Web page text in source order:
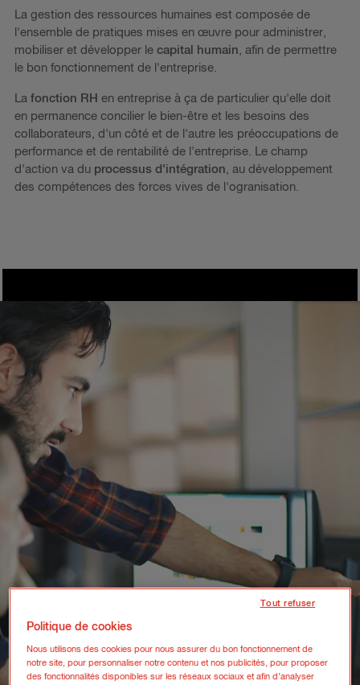
La gestion des ressources humaines est composée de
l'ensemble de pratiques mises en œuvre pour administrer,
mobiliser et développer le capital humain, afin de permettre
le bon fonctionnement de l'entreprise.
La fonction RH en entreprise à ça de particulier qu'elle doit
en permanence concilier le bien-être et les besoins des
collaborateurs, d'un côté et de l'autre les préoccupations de
performance et de rentabilité de l'entreprise. Le champ
d'action va du processus d'intégration, au développement
des compétences des forces vives de l'ogranisation.
Politique de cookies
Nous utilisons des cookies pour nous assurer du bon fonctionnement de
notre site, pour personnaliser notre contenu et nos publicités, pour proposer
des fonctionnalités disponibles sur les réseaux sociaux et afin d’analyser
Tout refuser